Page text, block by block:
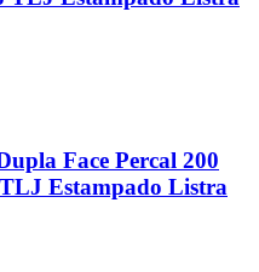
Face Percal 200
Estampado Listra